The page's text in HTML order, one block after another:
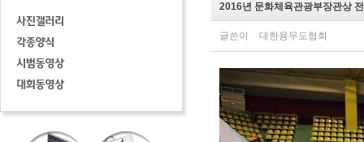
2016년 문화체육관광부장관상
글쓴이 대한용무도협회